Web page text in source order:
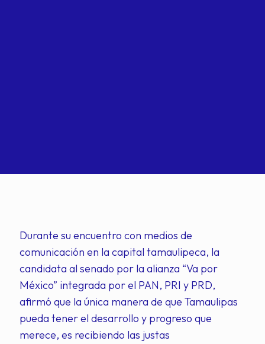
Durante su encuentro con medios de
comunicación en la capital tamaulipeca, la
candidata al senado por la alianza “Va por
México” integrada por el PAN, PRI y PRD,
afirmó que la única manera de que Tamaulipas
pueda tener el desarrollo y progreso que
merece, es recibiendo las justas